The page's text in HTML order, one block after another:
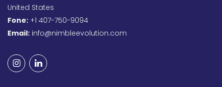
United States
Fone: +1 407-750-9094
Email: info@nimbleevolution.com